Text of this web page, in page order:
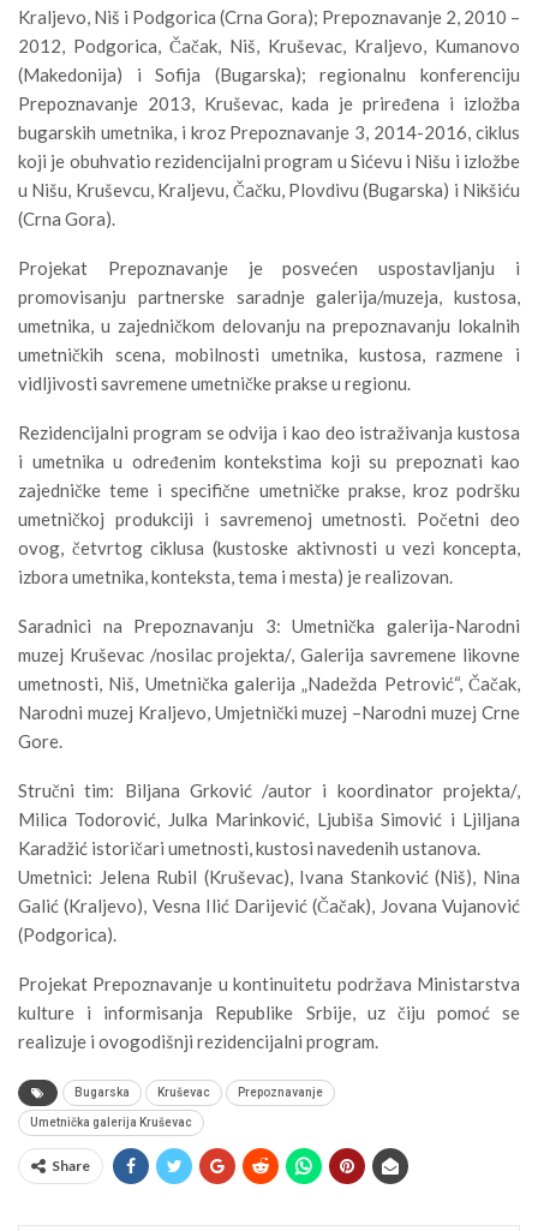
Kraljevo, Niš i Podgorica (Crna Gora); Prepoznavanje 2, 2010 –
2012, Podgorica, Čačak, Niš, Kruševac, Kraljevo, Kumanovo
(Makedonija) i Sofija (Bugarska); regionalnu konferenciju
Prepoznavanje 2013, Kruševac, kada je priređena i izložba
bugarskih umetnika, i kroz Prepoznavanje 3, 2014-2016, ciklus
koji je obuhvatio rezidencijalni program u Sićevu i Nišu i izložbe
u Nišu, Kruševcu, Kraljevu, Čačku, Plovdivu (Bugarska) i Nikšiću
(Crna Gora).
Projekat Prepoznavanje je posvećen uspostavljanju i
promovisanju partnerske saradnje galerija/muzeja, kustosa,
umetnika, u zajedničkom delovanju na prepoznavanju lokalnih
umetničkih scena, mobilnosti umetnika, kustosa, razmene i
vidljivosti savremene umetničke prakse u regionu.
Rezidencijalni program se odvija i kao deo istraživanja kustosa
i umetnika u određenim kontekstima koji su prepoznati kao
zajedničke teme i specifične umetničke prakse, kroz podršku
umetničkoj produkciji i savremenoj umetnosti. Početni deo
ovog, četvrtog ciklusa (kustoske aktivnosti u vezi koncepta,
izbora umetnika, konteksta, tema i mesta) je realizovan.
Saradnici na Prepoznavanju 3: Umetnička galerija-Narodni
muzej Kruševac /nosilac projekta/, Galerija savremene likovne
umetnosti, Niš, Umetnička galerija „Nadežda Petrović“, Čačak,
Narodni muzej Kraljevo, Umjetnički muzej –Narodni muzej Crne
Gore.
Stručni tim: Biljana Grković /autor i koordinator projekta/,
Milica Todorović, Julka Marinković, Ljubiša Simović i Ljiljana
Karadžić istoričari umetnosti, kustosi navedenih ustanova.
Umetnici: Jelena Rubil (Kruševac), Ivana Stanković (Niš), Nina
Galić (Kraljevo), Vesna Ilić Darijević (Čačak), Jovana Vujanović
(Podgorica).
Projekat Prepoznavanje u kontinuitetu podržava Ministarstva
kulture i informisanja Republike Srbije, uz čiju pomoć se
realizuje i ovogodišnji rezidencijalni program.
Bugarska Kruševac Prepoznavanje
Umetnička galerija Kruševac
Share